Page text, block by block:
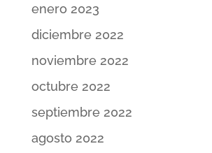
enero 2023
diciembre 2022
noviembre 2022
octubre 2022
septiembre 2022
agosto 2022